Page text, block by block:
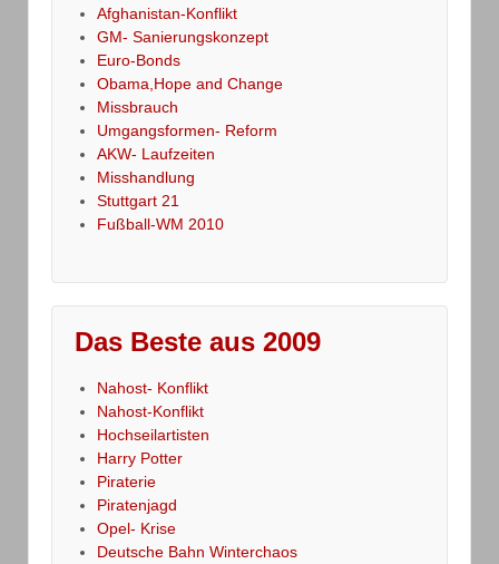
Afghanistan-Konflikt
GM- Sanierungskonzept
Euro-Bonds
Obama,Hope and Change
Missbrauch
Umgangsformen- Reform
AKW- Laufzeiten
Misshandlung
Stuttgart 21
Fußball-WM 2010
Das Beste aus 2009
Nahost- Konflikt
Nahost-Konflikt
Hochseilartisten
Harry Potter
Piraterie
Piratenjagd
Opel- Krise
Deutsche Bahn Winterchaos